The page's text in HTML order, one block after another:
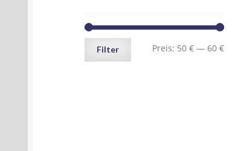
Min.
Max.
Filter Preis: 50 € —60 €